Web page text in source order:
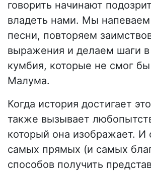
говорить начинают
владеть нами. Мы
песни, повторяем
выражения и делаем шаги в
кумбия, которые не смог
Малума.
Когда история достигает
также вызывает
который она изображает. И
самых прямых (и самых
способов получить